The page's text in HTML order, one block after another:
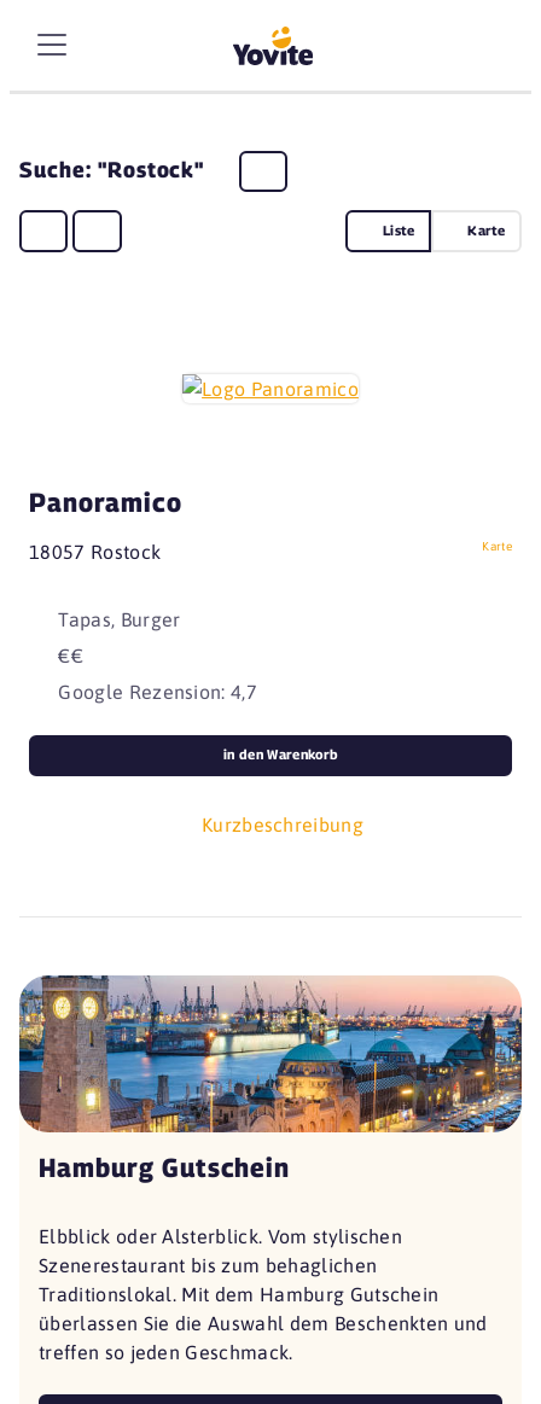
Suche: "Rostock"
Liste Karte
Panoramico
18057 Rostock Karte
Tapas, Burger
€€
Google Rezension: 4,7
Kurzbeschreibung
in den Warenkorb
Hamburg Gutschein
Elbblick oder Alsterblick. Vom stylischen
Szenerestaurant bis zum behaglichen
Traditionslokal. Mit dem Hamburg Gutschein
überlassen Sie die Auswahl dem Beschenkten und
treffen so jeden Geschmack.